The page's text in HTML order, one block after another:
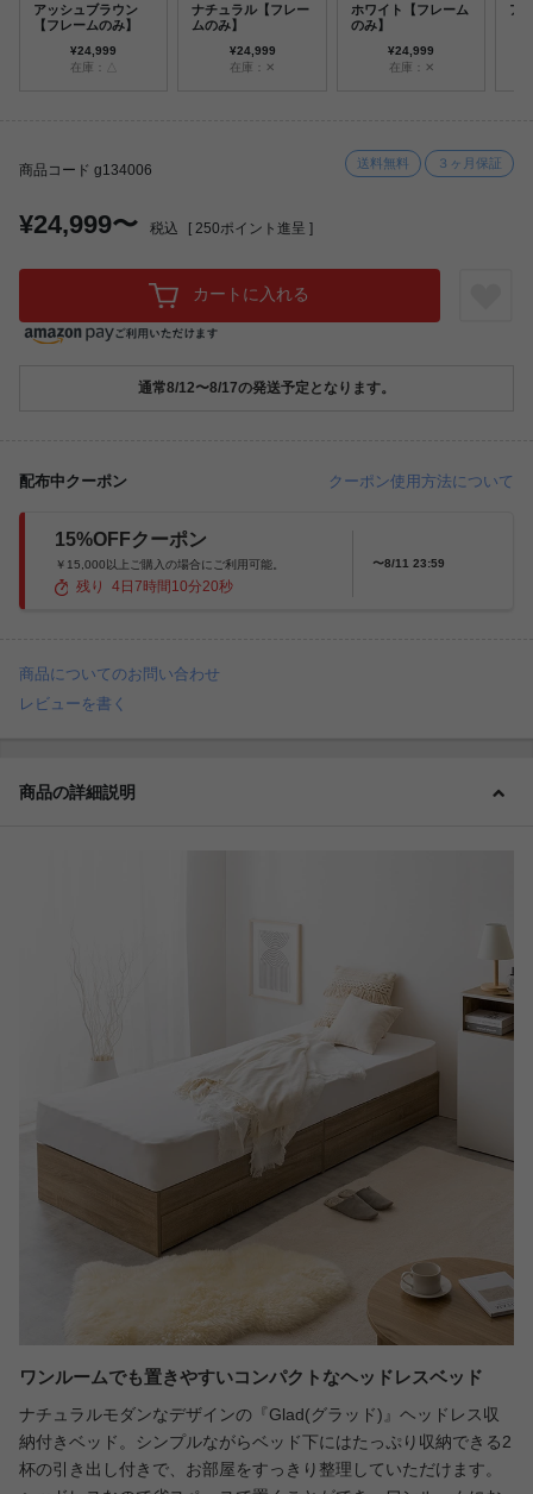
アッシュブラウン
【フレームのみ】
¥24,999
在庫：△
ナチュラル【フレー
ムのみ】
¥24,999
在庫：✕
ホワイト【フレーム
のみ】
¥24,999
在庫：✕
ア
商品コード g134006 送料無料 ３ヶ月保証
¥24,999〜 税込 [ 250ポイント進呈 ]
カートに入れる
通常8/12〜8/17の発送予定となります。
配布中クーポン クーポン使用方法について
15%OFFクーポン
￥15,000以上ご購入の場合にご利用可能。
残り 4 日7 時間 10分18秒
〜8/11 23:59
商品についてのお問い合わせ
レビューを書く
商品の詳細説明
ワンルームでも置きやすいコンパクトなヘッドレスベッド
ナチュラルモダンなデザインの『Glad(グラッド)』ヘッドレス収
納付きベッド。シンプルながらベッド下にはたっぷり収納できる2
杯の引き出し付きで、お部屋をすっきり整理していただけます。